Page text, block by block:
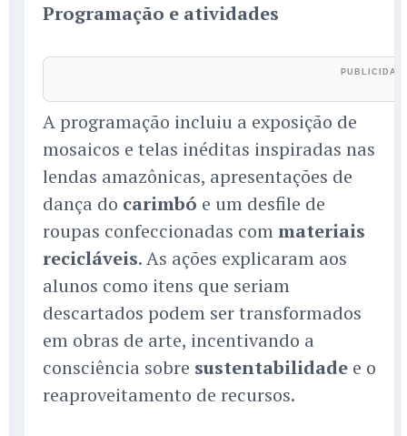
Programação e atividades
A programação incluiu a exposição de
mosaicos e telas inéditas inspiradas nas
lendas amazônicas, apresentações de
dança do carimbó e um desfile de
roupas confeccionadas commateriais
recicláveis. As ações explicaram aos
alunos como itens que seriam
descartados podem ser transformados
em obras de arte, incentivando a
consciência sobre sustentabilidade e o
reaproveitamento de recursos.